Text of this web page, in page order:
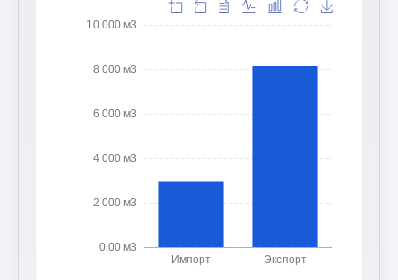
0,00 м3
2 000 м3
4 000 м3
6 000 м3
8 000 м3
10 000 м3
Импорт Экспорт